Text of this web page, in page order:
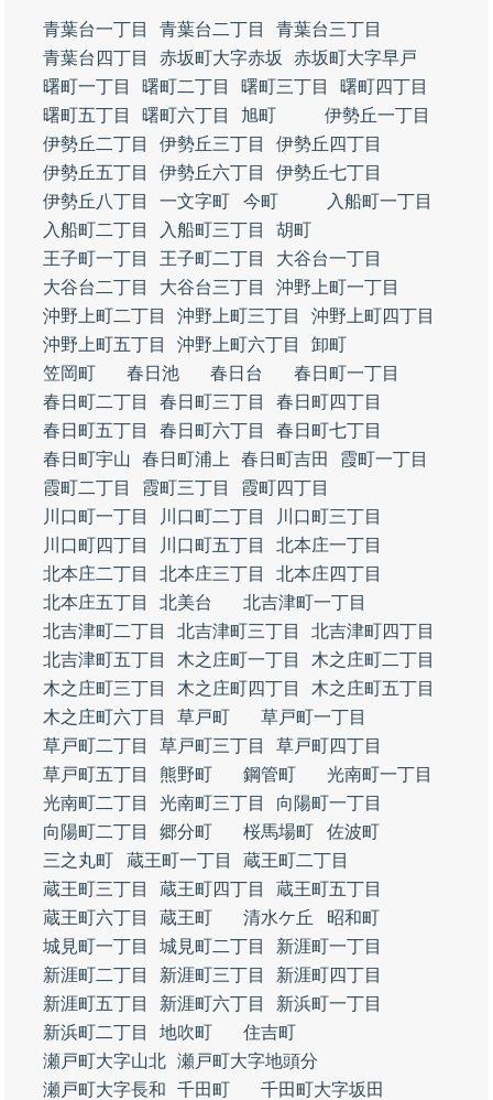
青葉台一丁目 青葉台二丁目
青葉台三丁目
青葉台四丁目
赤坂町大字赤坂
赤坂町大字早戸
曙町一丁目
曙町二丁目 曙町三丁目
曙町四丁目
曙町五丁目
曙町六丁目 旭町
伊勢丘一丁目
伊勢丘二丁目
伊勢丘三丁目
伊勢丘四丁目
伊勢丘五丁目
伊勢丘六丁目
伊勢丘七丁目
伊勢丘八丁目
一文字町 今町
入船町一丁目
入船町二丁目
入船町三丁目
胡町
王子町一丁目
王子町二丁目
大谷台一丁目
大谷台二丁目
大谷台三丁目
沖野上町一丁目
沖野上町二丁目
沖野上町三丁目
沖野上町四丁目
沖野上町五丁目
沖野上町六丁目
卸町
笠岡町
春日池 春日台
春日町一丁目
春日町二丁目
春日町三丁目
春日町四丁目
春日町五丁目
春日町六丁目
春日町七丁目
春日町宇山
春日町浦上 春日町吉田
霞町一丁目
霞町二丁目
霞町三丁目
霞町四丁目
川口町一丁目
川口町二丁目
川口町三丁目
川口町四丁目
川口町五丁目
北本庄一丁目
北本庄二丁目
北本庄三丁目
北本庄四丁目
北本庄五丁目
北美台
北吉津町一丁目
北吉津町二丁目
北吉津町三丁目
北吉津町四丁目
北吉津町五丁目
木之庄町一丁目
木之庄町二丁目
木之庄町三丁目
木之庄町四丁目
木之庄町五丁目
木之庄町六丁目
草戸町
草戸町一丁目
草戸町二丁目
草戸町三丁目
草戸町四丁目
草戸町五丁目
熊野町 鋼管町
光南町一丁目
光南町二丁目
光南町三丁目
向陽町一丁目
向陽町二丁目
郷分町 桜馬場町
佐波町
三之丸町
蔵王町一丁目
蔵王町二丁目
蔵王町三丁目
蔵王町四丁目
蔵王町五丁目
蔵王町六丁目
蔵王町 清水ケ丘
昭和町
城見町一丁目
城見町二丁目
新涯町一丁目
新涯町二丁目
新涯町三丁目
新涯町四丁目
新涯町五丁目
新涯町六丁目
新浜町一丁目
新浜町二丁目
地吹町
住吉町
瀬戸町大字山北 瀬戸町大字地頭分
瀬戸町大字長和
千田町
千田町大字坂田